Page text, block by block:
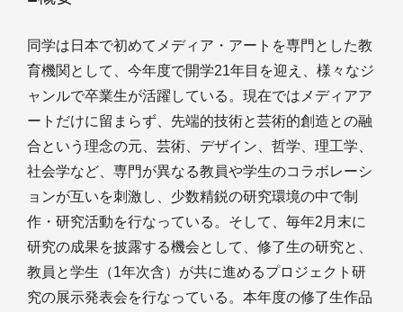
同学は日本で初めてメディア・アートを専門とした教
育機関として、今年度で開学21年目を迎え、様々なジ
ャンルで卒業生が活躍している。現在ではメディアア
ートだけに留まらず、先端的技術と芸術的創造との融
合という理念の元、芸術、デザイン、哲学、理工学、
社会学など、専門が異なる教員や学生のコラボレーシ
ョンが互いを刺激し、少数精鋭の研究環境の中で制
作・研究活動を行なっている。そして、毎年2月末に
研究の成果を披露する機会として、修了生の研究と、
教員と学生（1年次含）が共に進めるプロジェクト研
究の展示発表会を行なっている。本年度の修了生作品